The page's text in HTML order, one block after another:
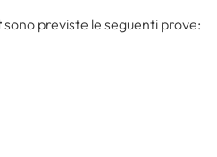
sono previste le seguenti prove: